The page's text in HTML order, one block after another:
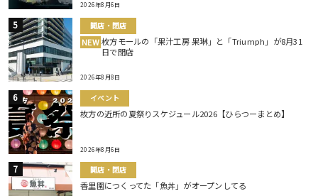
2026年8月6日
開店・閉店
NEW 枚方モールの「果汁工房 果琳」と「Triumph」が8月31
日で閉店
2026年8月8日
イベント
枚方の近所の夏祭りスケジュール2026【ひらつーまとめ】
2026年8月6日
開店・閉店
香里園につくってた「魚丼」がオープンしてる